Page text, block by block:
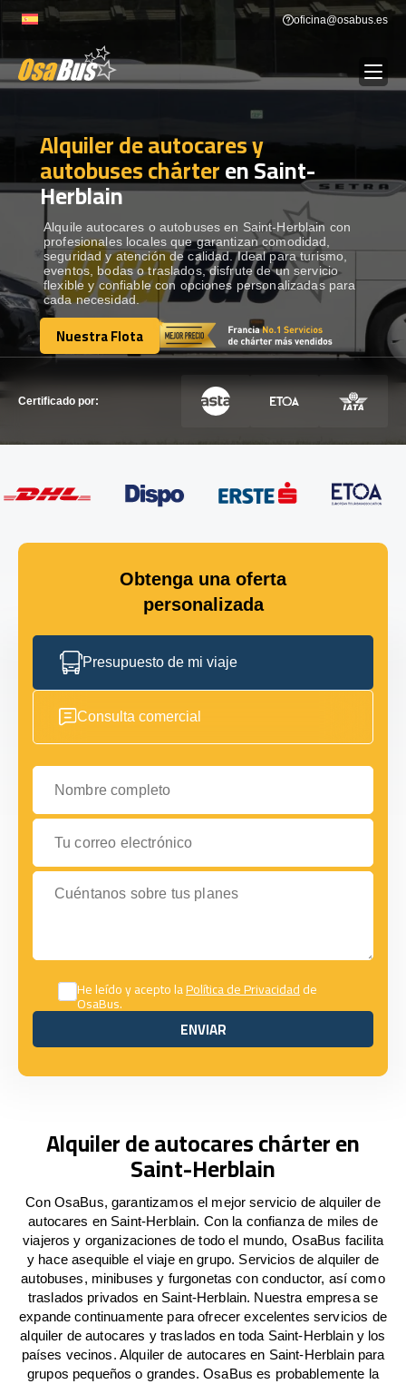
to
oficina@osabus.es
ALQUILER DE AUTOCARES
DESTINOS Show dropdown
RECORRIDAS Show dropdown
FLOTA
Alquiler de autocares y
autobuses chárteren Saint-
Herblain
Alquile autocares o autobuses en Saint-Herblain con
profesionales locales que garantizan comodidad,
seguridad y atención de calidad. Ideal para turismo,
eventos, bodas o traslados, disfrute de un servicio
flexible y confiable con opciones personalizadas para
cada necesidad.
Nuestra Flota
Nuestra Flota
Certificado por:
Obtenga una oferta
personalizada
Presupuesto de mi viaje
Consulta comercial
Nombre completo
Tu correo electrónico
Cuéntanos sobre tus planes
He leído y acepto laPolítica de Privacidadde
OsaBus.
ENVIAR
ENVIAR
Alquiler de autocares chárter en
Saint-Herblain
Con OsaBus, garantizamos el mejor servicio de alquiler de
autocares en Saint-Herblain. Con la confianza de miles de
viajeros y organizaciones de todo el mundo, OsaBus facilita
y hace asequible el viaje en grupo. Servicios de alquiler de
autobuses, minibuses y furgonetas con conductor, así como
traslados privados en Saint-Herblain. Nuestra empresa se
expande continuamente para ofrecer excelentes servicios de
alquiler de autocares y traslados en toda Saint-Herblain y los
países vecinos. Alquiler de autocares en Saint-Herblain para
grupos pequeños o grandes. OsaBus es probablemente la